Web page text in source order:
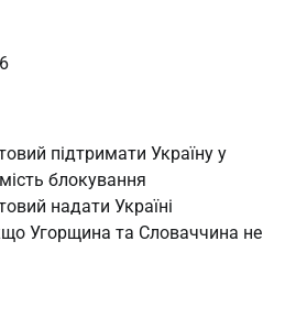
підтримати Україну у
блокування
надати Україні
Угорщина та Словаччина не